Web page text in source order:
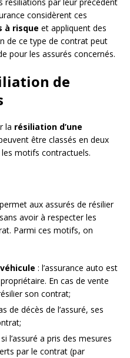
résiliations par leur précédent
considèrent ces
à risque et appliquent des
de ce type de contrat peut
pour les assurés concernés.
de
la résiliation d’une
être classés en deux
motifs contractuels.
aux assurés de résilier
avoir à respecter les
Parmi ces motifs, on
: l’assurance auto est
En cas de vente
son contrat;
de décès de l’assuré, ses
l’assuré a pris des mesures
par le contrat (par